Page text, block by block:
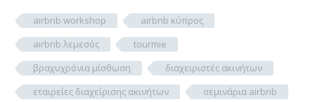
airbnb workshop
airbnb κύπρος
airbnb λεμεσός
tourmie
βραχυχρόνια μίσθωση
διαχειριστές ακινήτων
εταιρείες διαχείρισης ακινήτων
σεμινάρια airbnb